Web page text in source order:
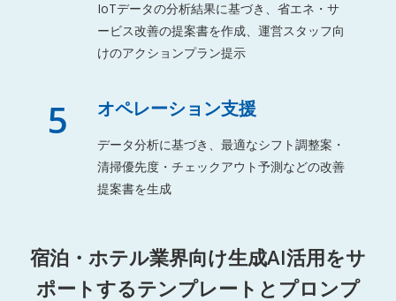
IoTデータの分析結果に基づき、省エネ・サ
ービス改善の提案書を作成、運営スタッフ向
けのアクションプラン提示
5 オペレーション支援
データ分析に基づき、最適なシフト調整案・
清掃優先度・チェックアウト予測などの改善
提案書を生成
宿泊・ホテル業界向け生成AI活用をサ
ポートするテンプレートとプロンプ